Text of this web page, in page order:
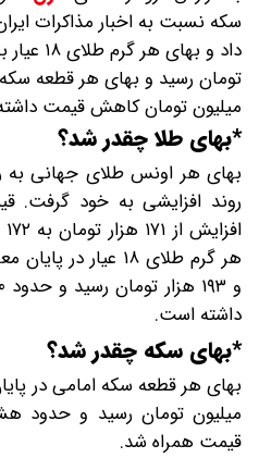
سکه نسبت به اخبار مذاکرات
تومان رسید و بهای هر قطعه
میلیون تومان کاهش قیمت
*بهای طلا چقدر شد؟
روند افزایشی به خود گرفت.
داشته است.
*بهای سکه چقدر شد؟
میلیون تومان رسید و حدود
قیمت همراه شد.